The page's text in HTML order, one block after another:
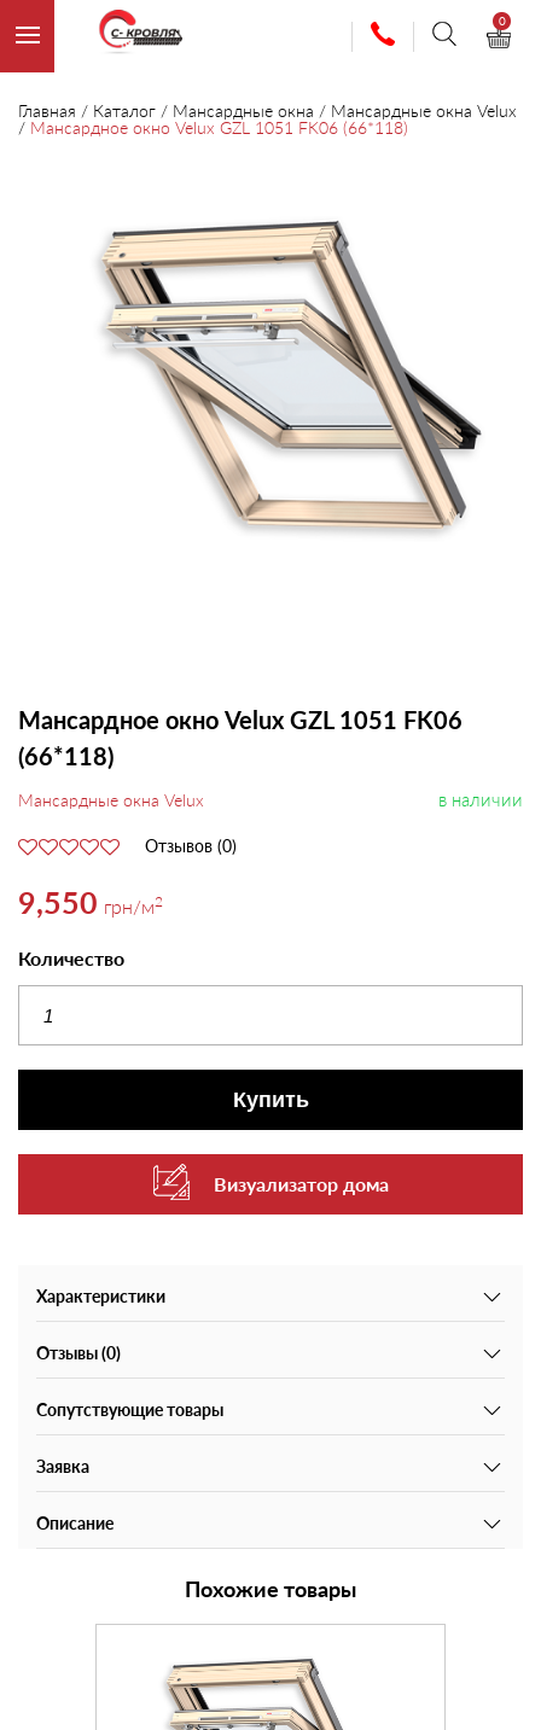
0
Главная / Каталог / Мансардные окна / Мансардные окна Velux
/ Мансардное окно Velux GZL 1051 FK06 (66*118)
Мансардное окно Velux GZL 1051 FK06
(66*118)
Мансардные окна Velux в наличии
Отзывов (0)
9,550 грн/м2
Количество
Купить
Визуализатор дома
Характеристики
Отзывы (0)
Сопутствующие товары
Заявка
Описание
Похожие товары